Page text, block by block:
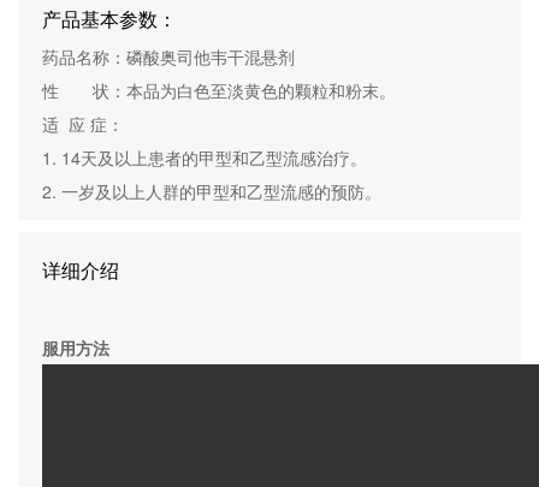
产品基本参数：
药品名称：磷酸奥司他韦干混悬剂
性       状：本品为白色至淡黄色的颗粒和粉末。
适  应 症：
1. 14天及以上患者的甲型和乙型流感治疗。
2. 一岁及以上人群的甲型和乙型流感的预防。
详细介绍
服用方法